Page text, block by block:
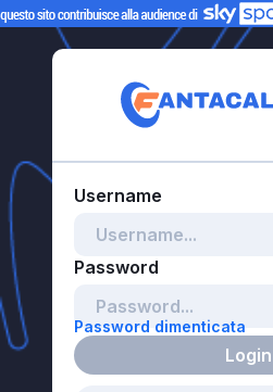
Password dimenticata
Login